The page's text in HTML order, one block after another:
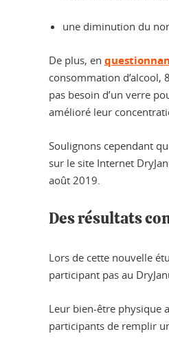
une diminution du
De plus, en
consommation d’alcool,
pas besoin d’un verre
amélioré leur
Soulignons cependant
sur le site Internet
août 2019.
Des résultats
Lors de cette nouvelle
participant pas au
Leur bien-être physique
participants de remplir